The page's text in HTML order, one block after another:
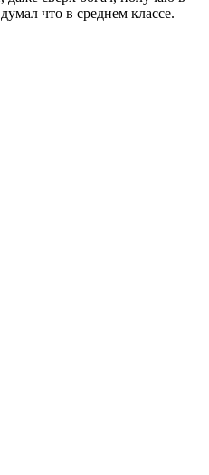
что в среднем классе.